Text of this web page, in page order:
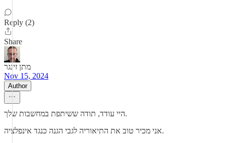
Reply (2)
Share
מתן זינגר
Nov 15, 2024
Author
היי עודד, תודה ששיתפת במחשבות שלך.
אני מכיר טוב את התיאוריה לגבי הגנה כנגד אינפלציה.